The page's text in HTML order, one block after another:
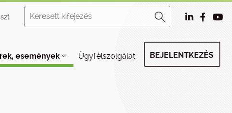
események Ügyfélszolgálat BEJELENTKEZÉS